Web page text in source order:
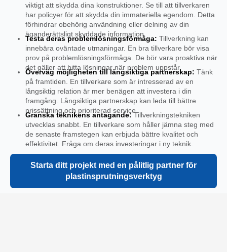
viktigt att skydda dina konstruktioner. Se till att tillverkaren
har policyer för att skydda din immateriella egendom. Detta
förhindrar obehörig användning eller delning av din
äganderättsligt skyddade information.
Testa deras problemlösningsförmåga: Tillverkning kan
innebära oväntade utmaningar. En bra tillverkare bör visa
prov på problemlösningsförmåga. De bör vara proaktiva när
det gäller att hitta lösningar när problem uppstår.
Överväg möjligheten till långsiktiga partnerskap: Tänk
på framtiden. En tillverkare som är intresserad av en
långsiktig relation är mer benägen att investera i din
framgång. Långsiktiga partnerskap kan leda till bättre
prissättning och prioriterad service.
Granska teknikens antagande:Tillverkningstekniken
utvecklas snabbt. En tillverkare som håller jämna steg med
de senaste framstegen kan erbjuda bättre kvalitet och
effektivitet. Fråga om deras investeringar i ny teknik.
Starta ditt projekt med en pålitlig partner för
plastinsprutningsverktyg